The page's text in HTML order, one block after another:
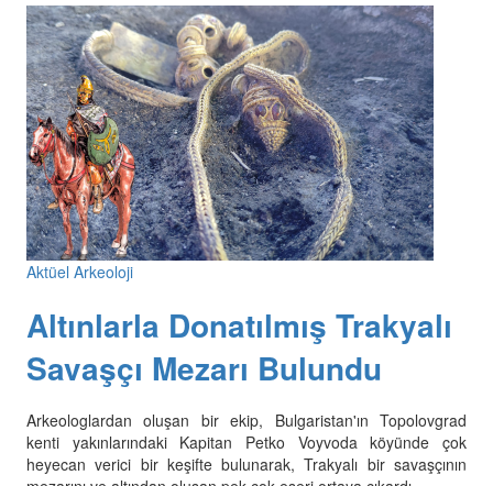
Aktüel Arkeoloji
Altınlarla Donatılmış Trakyalı
Savaşçı Mezarı Bulundu
Arkeologlardan oluşan bir ekip, Bulgaristan'ın Topolovgrad
kenti yakınlarındaki Kapitan Petko Voyvoda köyünde çok
heyecan verici bir keşifte bulunarak, Trakyalı bir savaşçının